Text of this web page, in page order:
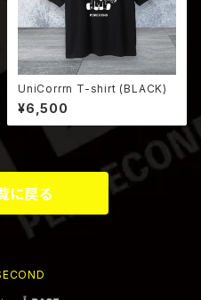
UniCorrrn T-shirt (BLACK)
¥6,500
に戻る